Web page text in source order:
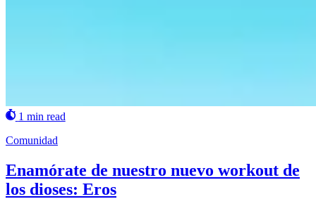
1 min read
Comunidad
Enamórate de nuestro nuevo workout de
los dioses: Eros